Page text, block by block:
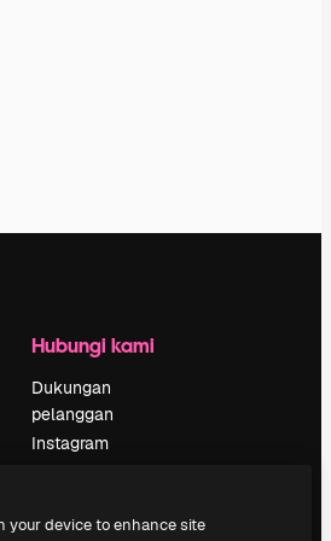
Hubungi kami
Dukungan
pelanggan
Instagram
TikTok
your device to enhance site